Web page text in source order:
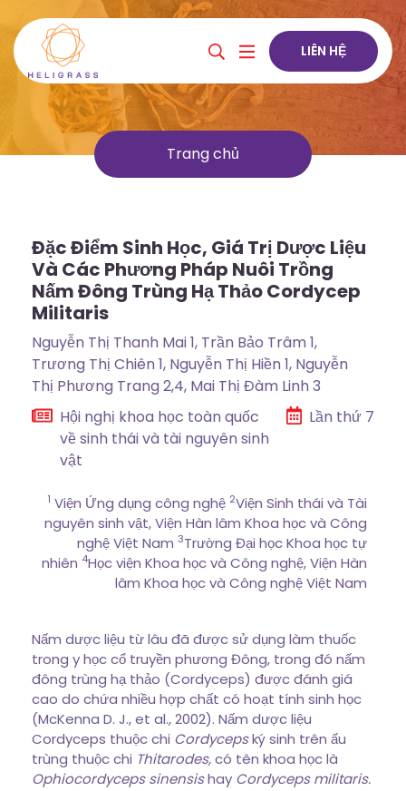
LIÊN HỆ
Trang chủ
Đặc Điểm Sinh Học, Giá Trị Dược Liệu
Và Các Phương Pháp Nuôi Trồng
Nấm Đông Trùng Hạ Thảo Cordycep
Militaris
Nguyễn Thị Thanh Mai 1, Trần Bảo Trâm 1,
Trương Thị Chiên 1, Nguyễn Thị Hiền 1, Nguyễn
Thị Phương Trang 2,4, Mai Thị Đàm Linh 3
Hội nghị khoa học toàn quốc
về sinh thái và tài nguyên sinh
vật
Lần thứ 7
1 Viện Ứng dụng công nghệ 2Viện Sinh thái và Tài
nguyên sinh vật, Viện Hàn lâm Khoa học và Công
nghệ Việt Nam 3Trường Đại học Khoa học tự
nhiên 4Học viện Khoa học và Công nghệ, Viện Hàn
lâm Khoa học và Công nghệ Việt Nam
Nấm dược liệu từ lâu đã được sử dụng làm thuốc
trong y học cổ truyền phương Đông, trong đó nấm
đông trùng hạ thảo (Cordyceps) được đánh giá
cao do chứa nhiều hợp chất có hoạt tính sinh học
(McKenna D. J., et al., 2002). Nấm dược liệu
Cordyceps thuộc chi Cordycepský sinh trên ấu
trùng thuộc chi Thitarodes,có tên khoa học là
Ophiocordyceps sinensishay Cordyceps militaris.